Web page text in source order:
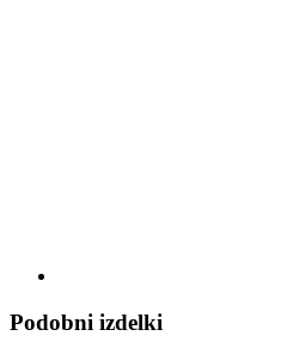
Podobni izdelki